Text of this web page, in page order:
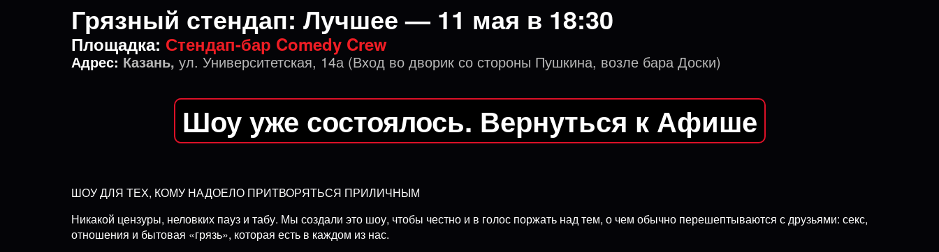
Грязный стендап: Лучшее — 11 мая в 18:30
Площадка: Стендап-бар Comedy Crew
Адрес: Казань, ул. Университетская, 14а (Вход во дворик со стороны Пушкина, возле бара Доски)
Шоу уже состоялось. Вернуться к Афише
ШОУ ДЛЯ ТЕХ, КОМУ НАДОЕЛО ПРИТВОРЯТЬСЯ ПРИЛИЧНЫМ
Никакой цензуры, неловких пауз и табу. Мы создали это шоу, чтобы честно и в голос поржать над тем, о чем обычно перешептываются с друзьями: секс,
отношения и бытовая «грязь», которая есть в каждом из нас.